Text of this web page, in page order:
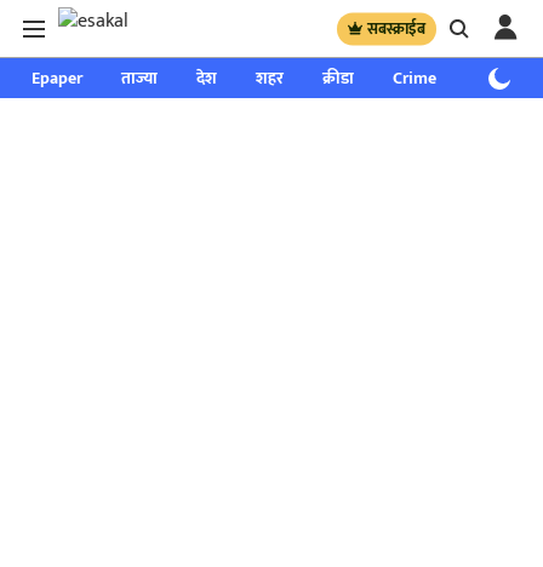
सबस्क्राईब
Epaper ताज्या देश शहर क्रीडा Crime साप्ताहिक